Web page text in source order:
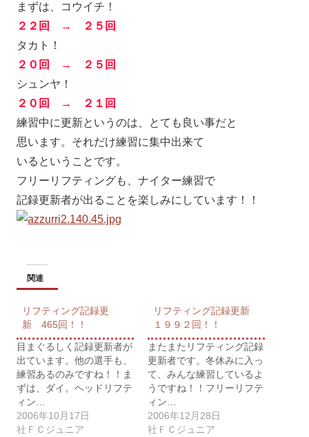
まずは、コウイチ！
２２回 → ２５回
タカト！
２０回 → ２５回
シュンヤ！
２０回 → ２１回
練習中に更新というのは、とても良い事だと
思います。それだけ練習に集中出来て
いるということです。
フリーリフティングも、ナイター練習で
記録更新者が出ることを楽しみにしています！！
関連
リフティング記録更
新 465回！！
目まぐるしく記録更新者が
出ています。他の選手も、
練習あるのみですね！！ま
ずは、ダイ。ヘッドリフテ
ィン…
2006年10月17日
社ＦＣジュニア
リフティング記録更新
１９９２回！！
またまたリフティング記録
更新者です。冬休みに入っ
て、みんな練習しているよ
うですね！！フリーリフテ
ィン…
2006年12月28日
社ＦＣジュニア